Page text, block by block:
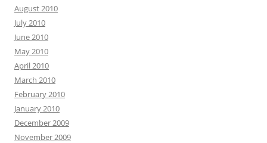
August 2010
July 2010
June 2010
May 2010
April 2010
March 2010
February 2010
January 2010
December 2009
November 2009